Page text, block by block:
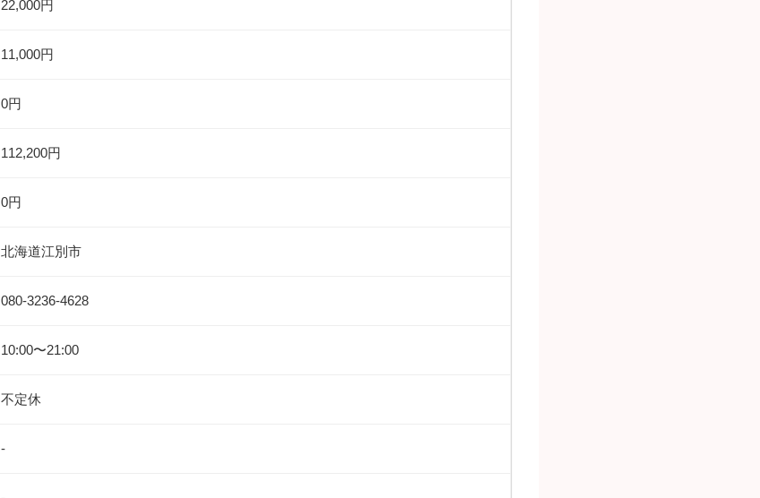
22,000円
11,000円
0円
112,200円
0円
北海道江別市
080-3236-4628
10:00〜21:00
不定休
-